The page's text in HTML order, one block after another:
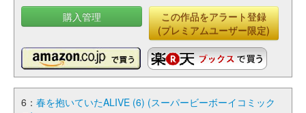
購入管理
この作品をアラート登録
(プレミアムユーザー限定)
6： 春を抱いていたALIVE (6) (スーパービーボーイコミック